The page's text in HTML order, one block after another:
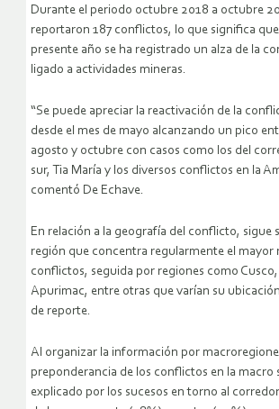
Durante el periodo octubre 2018 a octubre
reportaron 187 conflictos, lo que significa
presente año se ha registrado un alza de la
ligado a actividades mineras.
“Se puede apreciar la reactivación de la
desde el mes de mayo alcanzando un pico
agosto y octubre con casos como los del
sur, Tia María y los diversos conflictos en la
comentó De Echave.
En relación a la geografía del conflicto, sigue
región que concentra regularmente el mayor
conflictos, seguida por regiones como
Apurimac, entre otras que varían su
de reporte.
Al organizar la información por
preponderancia de los conflictos en la macro
explicado por los sucesos en torno al